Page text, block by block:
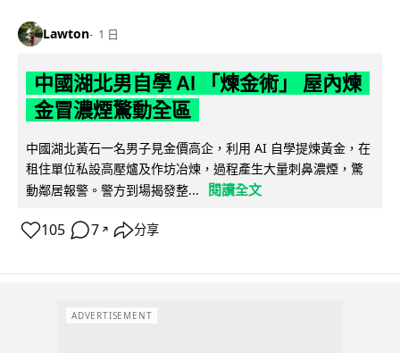
Lawton 1 日
中國湖北男自學 AI 「煉金術」 屋內煉
金冒濃煙驚動全區
中國湖北黃石一名男子見金價高企，利用 AI 自學提煉黃金，在
租住單位私設高壓爐及作坊冶煉，過程產生大量刺鼻濃煙，驚
動鄰居報警。警方到場揭發整...
閱讀全文
105 7 ↗ 分享
ADVERTISEMENT